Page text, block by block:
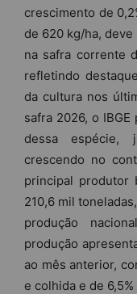
crescimento de
de 620 kg/ha,
na safra corrente
refletindo
da cultura nos
safra 2026, o
dessa espécie,
crescendo no
principal produtor
210,6 mil
produção
produção
ao mês anterior,
e colhida e de